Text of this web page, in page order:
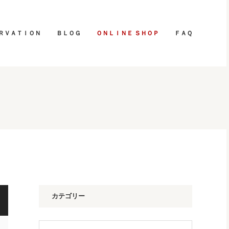
ＶＡＴＩＯＮ ＢＬＯＧ ＯＮＬＩＮＥ ＳＨＯＰ ＦＡＱ
カテゴリー